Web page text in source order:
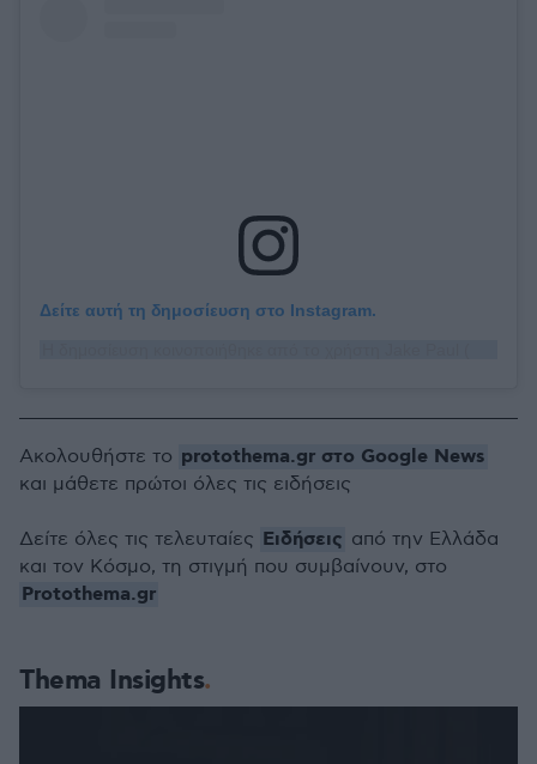
Δείτε αυτή τη δημοσίευση στο Instagram.
Thema Insights
Ακολουθήστε το protothema.gr στο Google News
και μάθετε πρώτοι όλες τις ειδήσεις
Δείτε όλες τις τελευταίες Ειδήσεις από την Ελλάδα
και τον Κόσμο, τη στιγμή που συμβαίνουν, στο
Protothema.gr